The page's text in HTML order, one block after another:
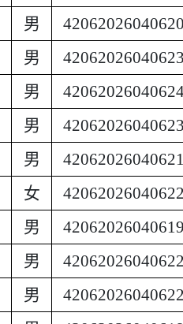
男
男
男
男
男
女
男
男
男